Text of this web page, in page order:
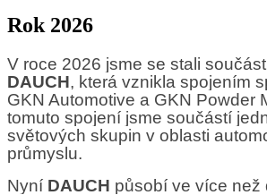
Rok 2026
V roce 2026 jsme se stali
DAUCH, která vznikla spojením
GKN Automotive a GKN Powder
tomuto spojení jsme součástí
světových skupin v oblasti
průmyslu.
Nyní DAUCH působí ve více než